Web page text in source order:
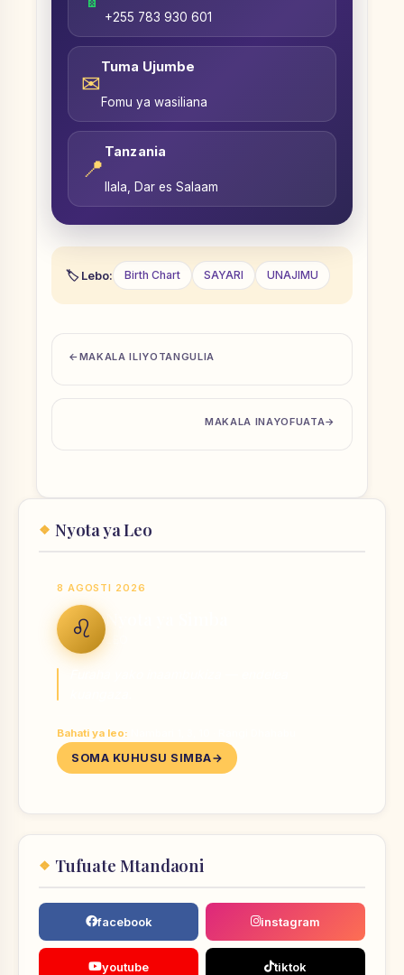
+255 783 930 601
✉
Tuma Ujumbe
Fomu ya wasiliana
📍
Tanzania
Ilala, Dar es Salaam
Lebo: Birth Chart SAYARI UNAJIMU
MAKALA ILIYOTANGULIA
MAKALA INAYOFUATA
Nyota ya Leo
8 AGOSTI 2026
♌ Nyota ya Simba
Bahati ya leo:
SOMA KUHUSU SIMBA
Tufuate Mtandaoni
facebook instagram
youtube tiktok